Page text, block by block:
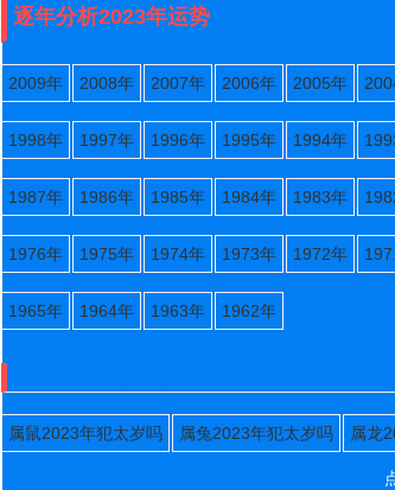
逐年分析2023年运势
2009年 2008年 2007年 2006年 2005年
1998年 1997年 1996年 1995年 1994年
1987年 1986年 1985年 1984年 1983年
1976年 1975年 1974年 1973年 1972年
1965年 1964年 1963年 1962年
属鼠2023年犯太岁吗 属兔2023年犯太岁吗 属龙